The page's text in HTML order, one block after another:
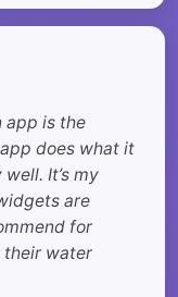
app is the
does what it
It’s my
are
for
their water